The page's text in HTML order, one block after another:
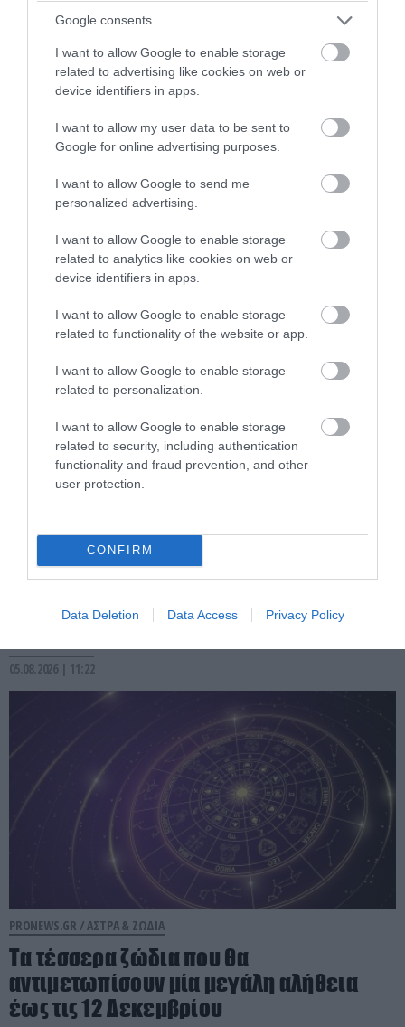
Google consents
I want to allow Google to enable storage
related to advertising like cookies on web or
device identifiers in apps.
I want to allow my user data to be sent to
Google for online advertising purposes.
I want to allow Google to send me
personalized advertising.
I want to allow Google to enable storage
related to analytics like cookies on web or
device identifiers in apps.
I want to allow Google to enable storage
related to functionality of the website or app.
I want to allow Google to enable storage
related to personalization.
I want to allow Google to enable storage
related to security, including authentication
functionality and fraud prevention, and other
user protection.
CONFIRM
Data Deletion Data Access Privacy Policy
Τα τέσσερα ζώδια που αγαπούν τον
άλλους
PRONEWS.GR /ΑΣΤΡΑ & ΖΩΔΙΑ
Τα 3 ζώδια που ευνοούνται περισσότερο
σήμερα 5 Αυγούστου – Έρχονται
ευκαιρίες και επιτυχίες
05.08.2026 | 11:22
PRONEWS.GR /ΑΣΤΡΑ & ΖΩΔΙΑ
Τα τέσσερα ζώδια που θα
αντιμετωπίσουν μία μεγάλη αλήθεια
έως τις 12 Δεκεμβρίου